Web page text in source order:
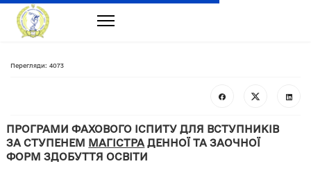
Перегляди: 4073
ПРОГРАМИФАХОВОГО ІСПИТУ ДЛЯ ВСТУПНИКІВ
ЗА СТУПЕНЕМ МАГІСТРА ДЕННОЇ ТА ЗАОЧНОЇ
ФОРМЗДОБУТТЯ ОСВІТИ